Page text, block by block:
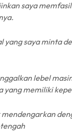
saya
yang saya minta
lebel
yang memiliki